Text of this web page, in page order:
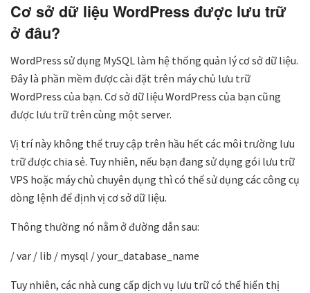
Cơ sở dữ liệu WordPress được lưu trữ
ở đâu?
WordPress sử dụng MySQL làm hệ thống quản lý cơ sở dữ liệu.
Đây là phần mềm được cài đặt trên máy chủ lưu trữ
WordPress của bạn. Cơ sở dữ liệu WordPress của bạn cũng
được lưu trữ trên cùng một server.
Vị trí này không thể truy cập trên hầu hết các môi trường lưu
trữ được chia sẻ. Tuy nhiên, nếu bạn đang sử dụng gói lưu trữ
VPS hoặc máy chủ chuyên dụng thì có thể sử dụng các công cụ
dòng lệnh để định vị cơ sở dữ liệu.
Thông thường nó nằm ở đường dẫn sau:
/ var / lib / mysql / your_database_name
Tuy nhiên, các nhà cung cấp dịch vụ lưu trữ có thể hiển thị